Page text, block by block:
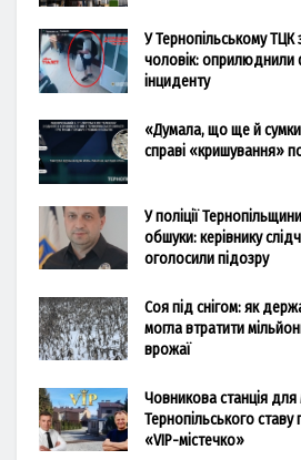
У Тернопільському ТЦК
чоловік: оприлюднили
інциденту
«Думала, що ще й
справі «кришування»
У поліції
обшуки: керівнику
оголосили підозру
Соя під снігом: як
могла втратити
врожаї
Човникова станція для
Тернопільського
«VIP-містечко»